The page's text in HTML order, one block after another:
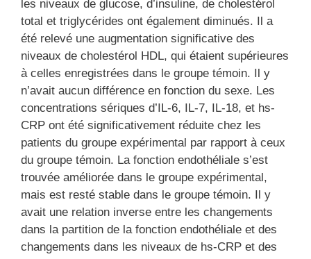
les niveaux de glucose, d’insuline, de cholestérol
total et triglycérides ont également diminués. Il a
été relevé une augmentation significative des
niveaux de cholestérol HDL, qui étaient supérieures
à celles enregistrées dans le groupe témoin. Il y
n’avait aucun différence en fonction du sexe. Les
concentrations sériques d’IL-6, IL-7, IL-18, et hs-
CRP ont été significativement réduite chez les
patients du groupe expérimental par rapport à ceux
du groupe témoin. La fonction endothéliale s’est
trouvée améliorée dans le groupe expérimental,
mais est resté stable dans le groupe témoin. Il y
avait une relation inverse entre les changements
dans la partition de la fonction endothéliale et des
changements dans les niveaux de hs-CRP et des